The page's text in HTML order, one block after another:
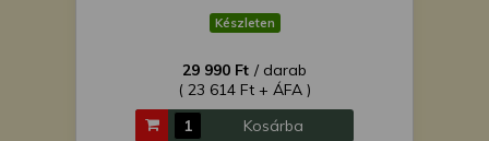
Készleten
29 990 Ft / darab
( 23 614 Ft + ÁFA )
Kosárba